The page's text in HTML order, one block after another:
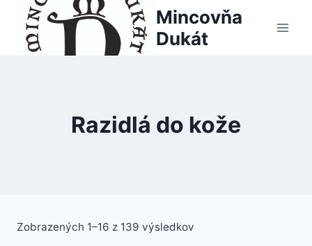
content
Mincovňa
Dukát
Razidlá do kože
Zobrazených 1–16 z 139 výsledkov